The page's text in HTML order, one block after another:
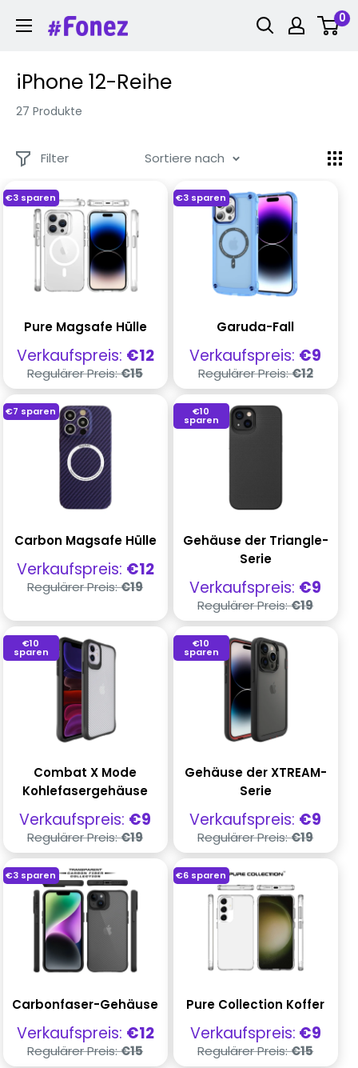
Inhalt
Fonez 0
iPhone 12-Reihe
27 Produkte
Filter Sortiere nach
€3 sparen
Pure Magsafe Hülle
Verkaufspreis
Verkaufspreis: €12
Regulärer
Preis
Regulärer Preis:€15
€3 sparen
Garuda-Fall
Verkaufspreis
Verkaufspreis: €9
Regulärer
Preis
Regulärer Preis:€12
€7 sparen
Carbon Magsafe Hülle
Verkaufspreis
Verkaufspreis: €12
Regulärer
Preis
Regulärer Preis:€19
€10
sparen
Gehäuse der Triangle-
Serie
Verkaufspreis
Verkaufspreis: €9
Regulärer
Preis
Regulärer Preis:€19
€10
sparen
Combat X Mode
Kohlefasergehäuse
Verkaufspreis
Verkaufspreis: €9
Regulärer
Preis
Regulärer Preis:€19
€10
sparen
Gehäuse der XTREAM-
Serie
Verkaufspreis
Verkaufspreis: €9
Regulärer
Preis
Regulärer Preis:€19
€3 sparen
Carbonfaser-Gehäuse
Verkaufspreis
Verkaufspreis: €12
Regulärer
Preis
Regulärer Preis:€15
€6 sparen
Pure Collection Koffer
Verkaufspreis
Verkaufspreis: €9
Regulärer
Preis
Regulärer Preis:€15